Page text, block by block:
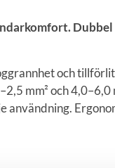
och
mm² och
användning.